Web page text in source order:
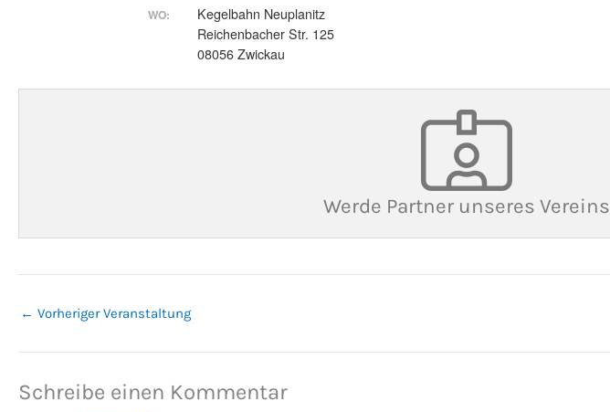
WO:
Kegelbahn Neuplanitz
Reichenbacher Str. 125
08056 Zwickau
Werde Partner unseres Vereins
← Vorheriger Veranstaltung
Schreibe einen Kommentar